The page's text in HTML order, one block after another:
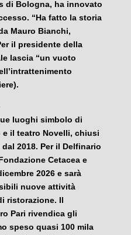
di Bologna, ha innovato
“Ha fatto la storia
Mauro Bianchi,
il presidente della
lascia “un vuoto
luoghi simbolo di
il teatro Novelli, chiusi
2018. Per il Delfinario
Cetacea e
2026 e sarà
nuove attività
ristorazione. Il
Pari rivendica gli
speso quasi 100 mila